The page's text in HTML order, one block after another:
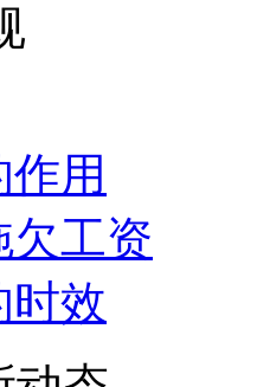
用
欠工资
时效